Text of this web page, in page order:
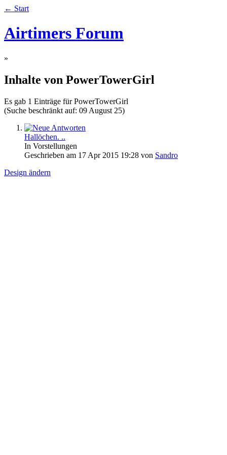
← Start
Airtimers Forum
»
Inhalte von PowerTowerGirl
Es gab 1 Einträge für PowerTowerGirl
(Suche beschränkt auf: 09 August 25)
Hallöchen. ..
In Vorstellungen
Geschrieben am 17 Apr 2015 19:28 von Sandro
Design ändern